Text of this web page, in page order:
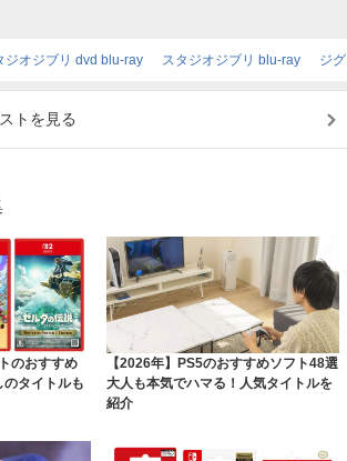
ジオジブリ dvd blu-ray スタジオジブリ blu-ray ジ
トを見る
のおすすめ
のタイトルも
【2026年】PS5のおすすめソフト48選
大人も本気でハマる！人気タイトルを
紹介